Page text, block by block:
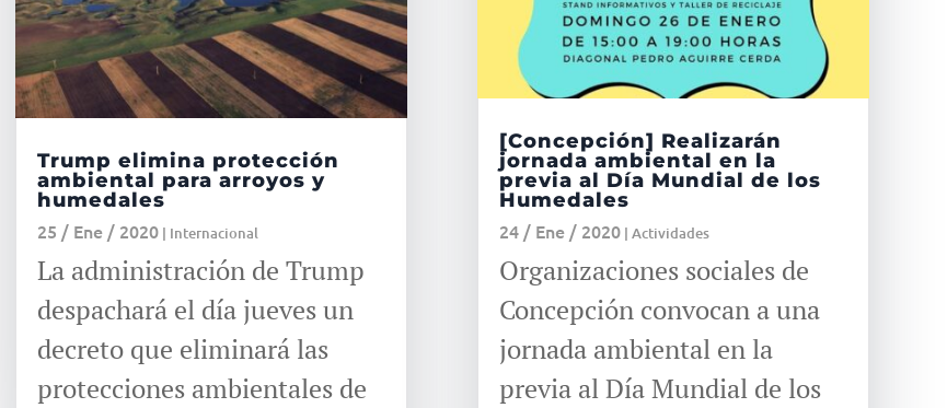
Trump elimina protección
ambiental para arroyos y
humedales
25 / Ene / 2020 | Internacional
La administración de Trump
despachará el día jueves un
decreto que eliminará las
protecciones ambientales de
[Concepción] Realizarán
jornada ambiental en la
previa al Día Mundial de los
Humedales
24 / Ene / 2020 | Actividades
Organizaciones sociales de
Concepción convocan a una
jornada ambiental en la
previa al Día Mundial de los